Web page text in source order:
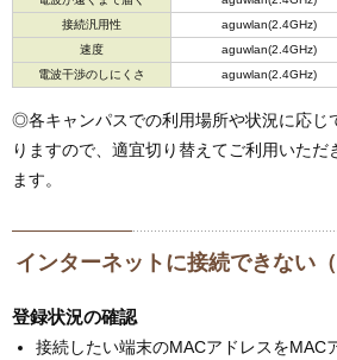
接続汎用性
速度
電波干渉のしにくさ
◎各キャンパスでの利用場所や状況に応じ
りますので、適宜切り替えてご利用いただ
ます。
インターネットに接続できない（
登録状況の確認
接続したい端末のMACアドレスをMAC